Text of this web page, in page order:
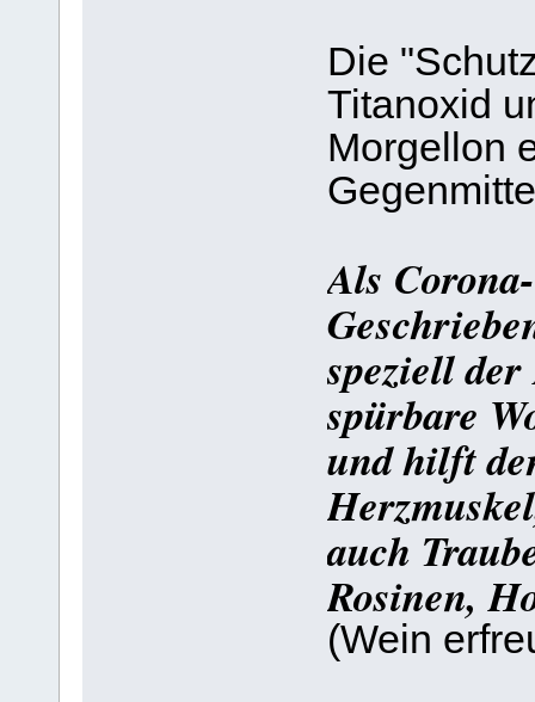
Die
Titanoxid
Morgellon
Als
speziell
spürbare
und hilft
auch
Rosinen,
(Wein